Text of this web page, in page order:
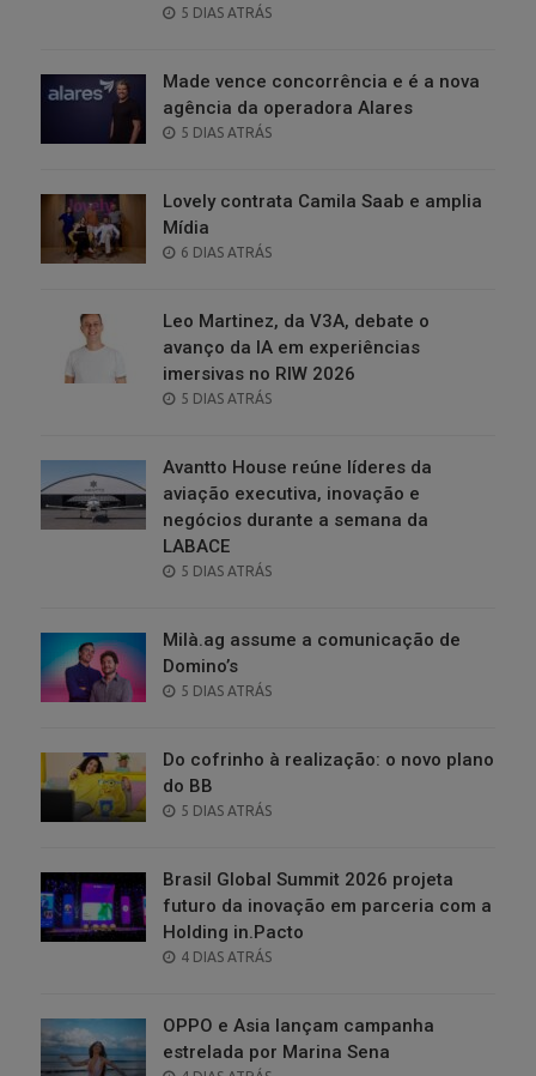
POSTED
5 DIAS ATRÁS
Made vence concorrência e é a nova
agência da operadora Alares
POSTED
5 DIAS ATRÁS
Lovely contrata Camila Saab e amplia
Mídia
POSTED
6 DIAS ATRÁS
Leo Martinez, da V3A, debate o
avanço da IA em experiências
imersivas no RIW 2026
POSTED
5 DIAS ATRÁS
Avantto House reúne líderes da
aviação executiva, inovação e
negócios durante a semana da
LABACE
POSTED
5 DIAS ATRÁS
Milà.ag assume a comunicação de
Domino’s
POSTED
5 DIAS ATRÁS
Do cofrinho à realização: o novo plano
do BB
POSTED
5 DIAS ATRÁS
Brasil Global Summit 2026 projeta
futuro da inovação em parceria com a
Holding in.Pacto
POSTED
4 DIAS ATRÁS
OPPO e Asia lançam campanha
estrelada por Marina Sena